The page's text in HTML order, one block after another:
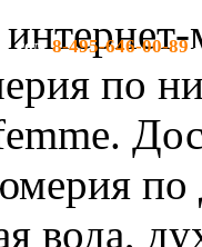
тел:8-495-646-00-89-